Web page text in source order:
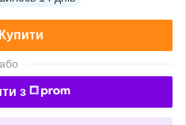
Купити
або
з